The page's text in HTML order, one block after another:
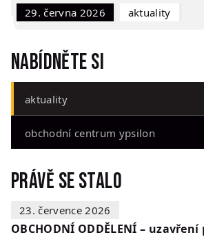
29. června 2026 Aktuality
Nabídněte si
aktuality
obchodní centrum ypsilon
Právě se stalo
23. července 2026
OBCHODNÍ ODDĚLENÍ –